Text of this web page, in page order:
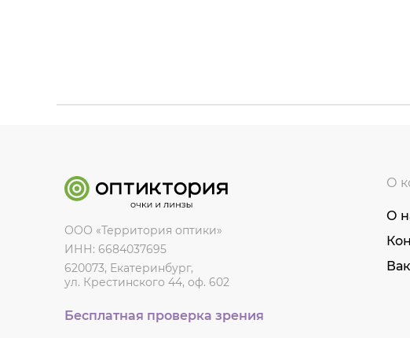
ООО «Территория оптики»
ИНН: 6684037695
620073, Екатеринбург,
ул. Крестинского 44, оф. 602
Бесплатная проверка зрения
О
О